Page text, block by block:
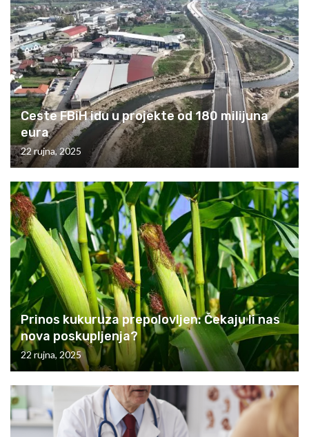
Ceste FBiH idu u projekte od 180 milijuna
eura
22 rujna, 2025
Prinos kukuruza prepolovljen: Čekaju li nas
nova poskupljenja?
22 rujna, 2025